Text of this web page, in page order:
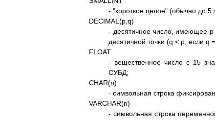
- "короткое целое" (обычно до
DECIMAL(p,q)
- десятичное число, имеющее
десятичной точки (q < p, если
FLOAT
- вещественное число с 15
СУБД;
CHAR(n)
- символьная строка
VARCHAR(n)
- символьная строка